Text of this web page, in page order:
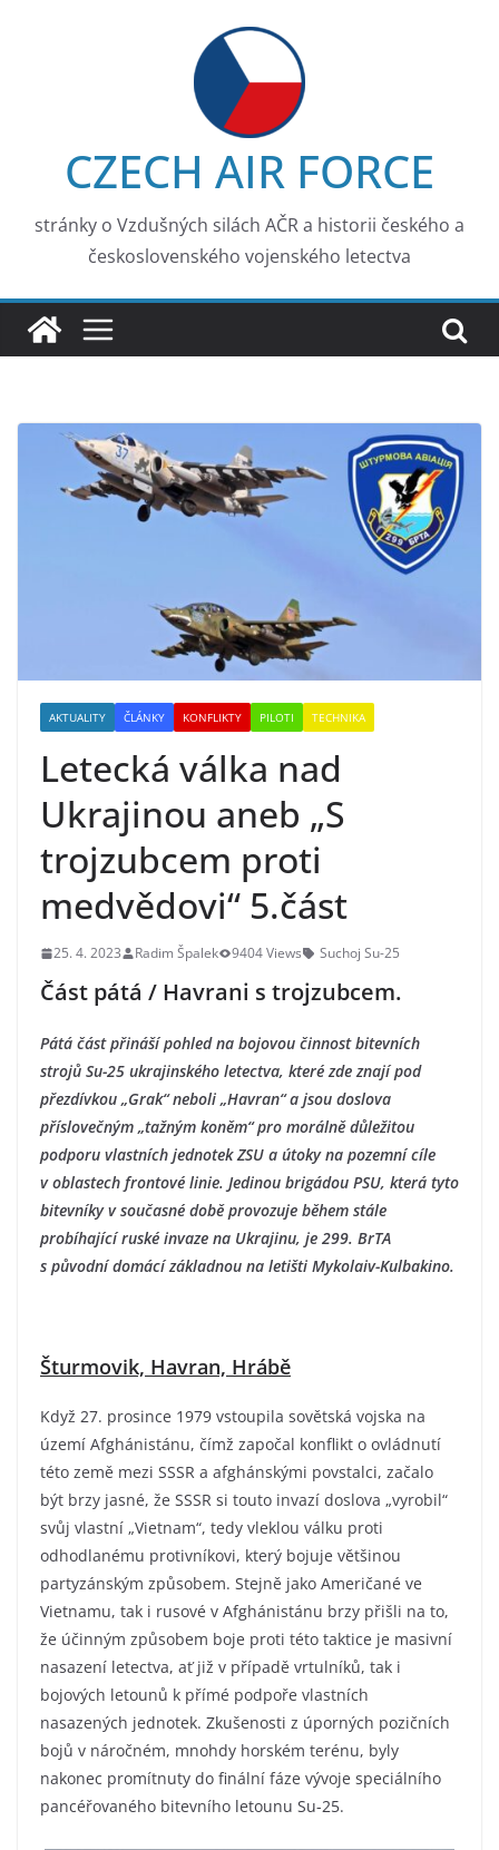
CZECH AIR FORCE
stránky o Vzdušných silách AČR a historii českého a
československého vojenského letectva
AKTUALITY ČLÁNKY KONFLIKTY PILOTI TECHNIKA
Letecká válka nad
Ukrajinou aneb „S
trojzubcem proti
medvědovi“ 5.část
25. 4. 2023 Radim Špalek 9404 Views Suchoj Su-25
Část pátá / Havrani s trojzubcem.
Pátá část přináší pohled na bojovou činnost bitevních
strojů Su-25 ukrajinského letectva, které zde znají pod
přezdívkou „Grak“ neboli „Havran“ a jsou doslova
příslovečným „tažným koněm“ pro morálně důležitou
podporu vlastních jednotek ZSU a útoky na pozemní cíle
v oblastech frontové linie. Jedinou brigádou PSU, která tyto
bitevníky v současné době provozuje během stále
probíhající ruské invaze na Ukrajinu, je 299. BrTA
s původní domácí základnou na letišti Mykolaiv-Kulbakino.
Šturmovik, Havran, Hrábě
Když 27. prosince 1979 vstoupila sovětská vojska na
území Afghánistánu, čímž započal konflikt o ovládnutí
této země mezi SSSR a afghánskými povstalci, začalo
být brzy jasné, že SSSR si touto invazí doslova „vyrobil“
svůj vlastní „Vietnam“, tedy vleklou válku proti
odhodlanému protivníkovi, který bojuje většinou
partyzánským způsobem. Stejně jako Američané ve
Vietnamu, tak i rusové v Afghánistánu brzy přišli na to,
že účinným způsobem boje proti této taktice je masivní
nasazení letectva, ať již v případě vrtulníků, tak i
bojových letounů k přímé podpoře vlastních
nasazených jednotek. Zkušenosti z úporných pozičních
bojů v náročném, mnohdy horském terénu, byly
nakonec promítnuty do finální fáze vývoje speciálního
pancéřovaného bitevního letounu Su-25.